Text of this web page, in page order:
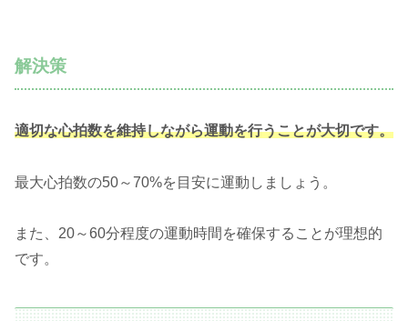
解決策
適切な心拍数を維持しながら運動を行うことが大切です。
最大心拍数の50～70%を目安に運動しましょう。
また、20～60分程度の運動時間を確保することが理想的
です。